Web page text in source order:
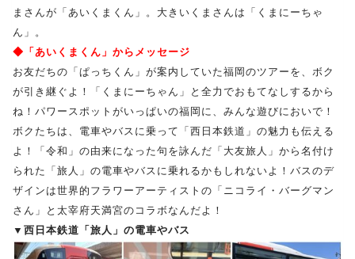
まさんが「あいくまくん」。大きいくまさんは「くまにーちゃ
ん」。
◆「あいくまくん」からメッセージ
お友だちの「ぱっちくん」が案内していた福岡のツアーを、ボク
が引き継ぐよ！「くまにーちゃん」と全力でおもてなしするから
ね！パワースポットがいっぱいの福岡に、みんな遊びにおいで！
ボクたちは、電車やバスに乗って「西日本鉄道」の魅力も伝える
よ！「令和」の由来になった句を詠んだ「大友旅人」から名付け
られた「旅人」の電車やバスに乗れるかもしれないよ！バスのデ
ザインは世界的フラワーアーティストの「ニコライ・バーグマン
さん」と太宰府天満宮のコラボなんだよ！
▼西日本鉄道「旅人」の電車やバス